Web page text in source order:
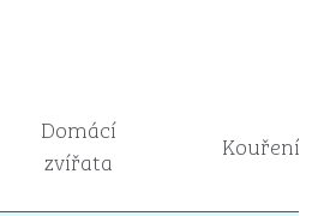
Domácí
zvířata
Kouření